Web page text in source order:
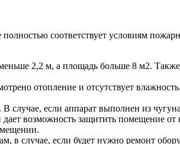
соответствует условиям
2,2 м, а площадь больше 8 м2.
отопление и отсутствует
случае, если аппарат выполнен из
возможность защитить помещение от
в случае, если будет нужно ремонт